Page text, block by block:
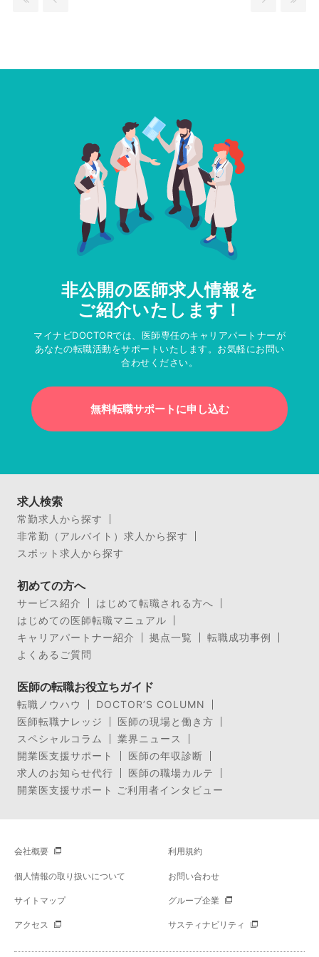
非公開の医師求人情報を
ご紹介いたします！
マイナビDOCTORでは、医師専任のキャリアパートナーが
あなたの転職活動をサポートいたします。お気軽にお問い
合わせください。
無料転職サポートに申し込む
求人検索
常勤求人から探す
非常勤（アルバイト）求人から探す
スポット求人から探す
初めての方へ
サービス紹介
はじめて転職される方へ
はじめての医師転職マニュアル
キャリアパートナー紹介
拠点一覧
転職成功事例
よくあるご質問
医師の転職お役立ちガイド
転職ノウハウ
DOCTOR’S COLUMN
医師転職ナレッジ
医師の現場と働き方
スペシャルコラム
業界ニュース
開業医支援サポート
医師の年収診断
求人のお知らせ代行
医師の職場カルテ
開業医支援サポート ご利用者インタビュー
会社概要 利用規約
個人情報の取り扱いについて お問い合わせ
サイトマップ グループ企業
アクセス サスティナビリティ